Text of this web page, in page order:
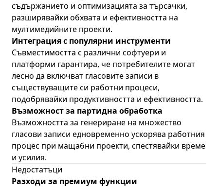
съдържанието и оптимизацията за търсачки,
разширявайки обхвата и ефективността на
мултимедийните проекти.
Интеграция с популярни инструменти
Съвместимостта с различни софтуери и
платформи гарантира, че потребителите могат
лесно да включват гласовите записи в
съществуващите си работни процеси,
подобрявайки продуктивността и ефективността.
Възможност за партидна обработка
Възможността за генериране на множество
гласови записи едновременно ускорява работния
процес при мащабни проекти, спестявайки време
и усилия.
Недостатъци
Разходи за премиум функции